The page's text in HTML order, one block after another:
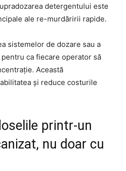
detergentului este
ale re-murdăririi rapide.
sistemelor de dozare sau a
ca fiecare operator să
Această
și reduce costurile
printr-un
nu doar cu